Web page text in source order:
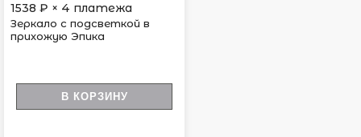
1538 ₽ × 4 платежа
Зеркало с подсветкой в
прихожую Эпика
В КОРЗИНУ